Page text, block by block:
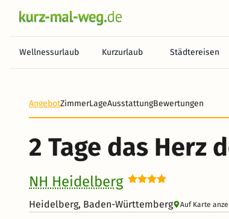
Wellnessurlaub Kurzurlaub Städtereisen
AngebotZimmerLageAusstattungBewertungen
2 Tage das Herz
NH Heidelberg
Heidelberg, Baden-Württemberg Auf Karte